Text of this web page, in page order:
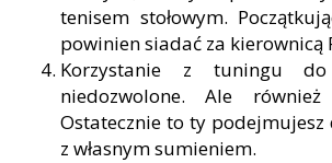
tenisem stołowym.
powinien siadać za kierownicą
Korzystanie z tuningu
niedozwolone. Ale również
Ostatecznie to ty podejmujesz
z własnym sumieniem.